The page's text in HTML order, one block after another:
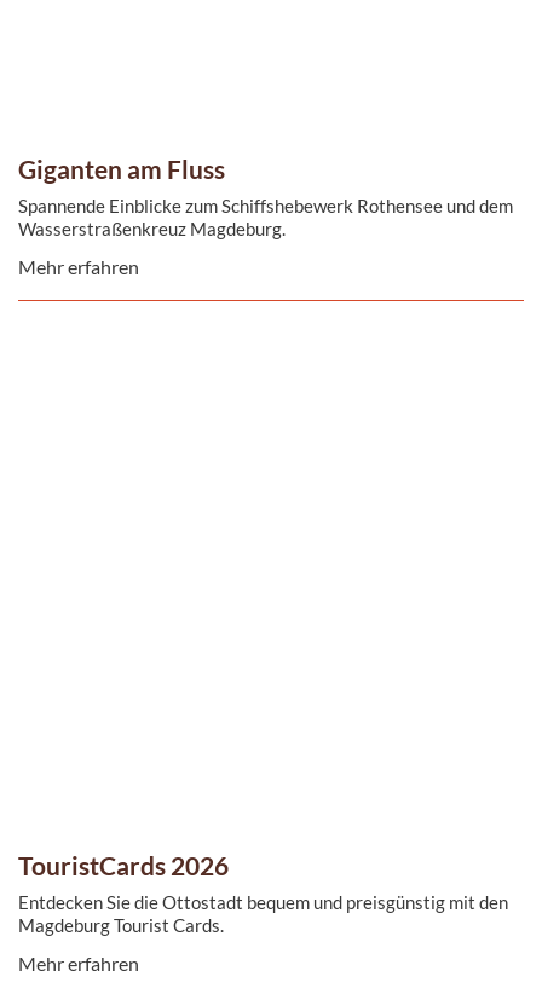
Giganten am Fluss
Spannende Einblicke zum Schiffshebewerk Rothensee und dem
Wasserstraßenkreuz Magdeburg.
Mehr erfahren
TouristCards 2026
Entdecken Sie die Ottostadt bequem und preisgünstig mit den
Magdeburg Tourist Cards.
Mehr erfahren